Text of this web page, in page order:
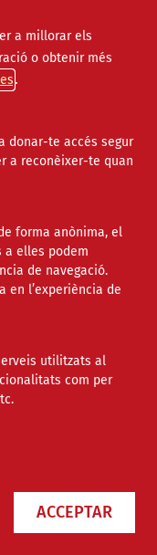
a millorar els
o obtenir més
donar-te accés segur
a reconèixer-te quan
forma anònima, el
a elles podem
de navegació.
en l’experiència de
utilitzats al
com per
ACCEPTAR
un perfil